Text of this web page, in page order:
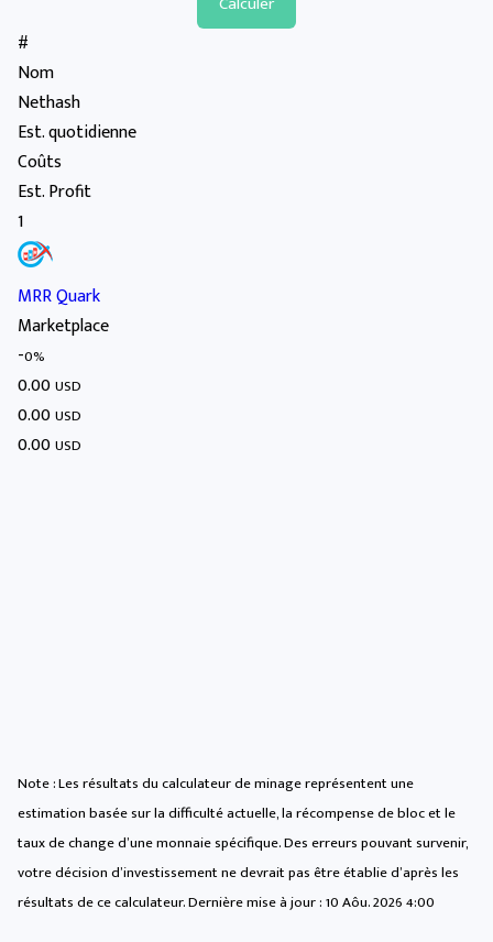
#
Nom
Nethash
Est. quotidienne
Coûts
Est. Profit
1
MRR Quark
Marketplace
-0%
0.00USD
0.00USD
0.00USD
Note : Les résultats du calculateur de minage représentent une
estimation basée sur la difficulté actuelle, la récompense de bloc et le
taux de change d’une monnaie spécifique. Des erreurs pouvant survenir,
votre décision d’investissement ne devrait pas être établie d’après les
résultats de ce calculateur. Dernière mise à jour :10 Aôu. 2026 4:00